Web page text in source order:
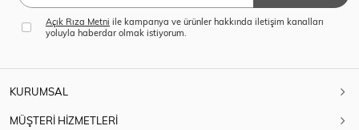
Açık Rıza Metni ile kampanya ve ürünler hakkında iletişim kanalları
yoluyla haberdar olmak istiyorum.
KURUMSAL
MÜŞTERİ HİZMETLERİ